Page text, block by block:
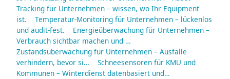
Tracking für Unternehmen – wissen, wo Ihr Equipment
ist.
Temperatur-Monitoring für Unternehmen – lückenlos
und audit-fest.
Energieüberwachung für Unternehmen –
Verbrauch sichtbar machen und …
Zustandsüberwachung für Unternehmen – Ausfälle
verhindern, bevor si…
Schneesensoren für KMU und
Kommunen – Winterdienst datenbasiert und…